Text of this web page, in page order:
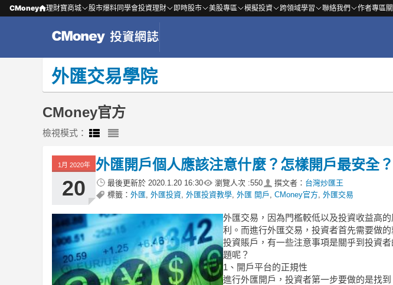
CMoney 理財寶商城 股市爆料同學會投資理財 即時股市 美股專區 模擬投資 跨領域學習 聯絡我們 作者專區
外匯交易學院
CMoney官方
檢視模式：
1月 2020年
20
外匯開戶個人應該注意什麼？怎樣開戶最安全？
最後更新於 2020.1.20 16:30 瀏覽人次 :550 撰文者： 台灣炒匯王
標籤： 外匯 外匯投資 外匯投資教學 外匯 開戶 CMoney官方 外匯交易
外匯交易，因為門檻較低以及投資收益高
利。而進行外匯交易，投資者首先需要做
投資賬戶，有一些注意事項是關乎到投資
題呢？
1、開戶平台的正規性
進行外匯開戶，投資者第一步要做的是找到